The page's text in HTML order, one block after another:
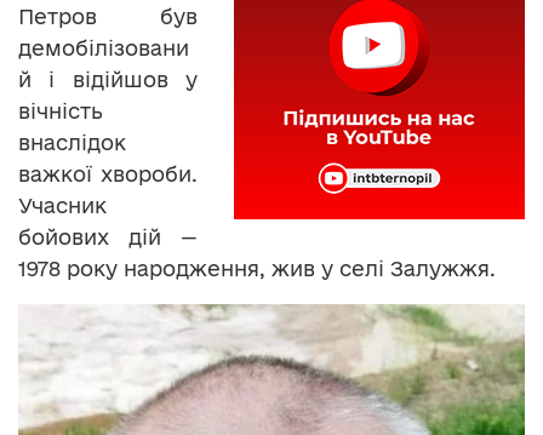
Петров був
демобілізовани
й і відійшов у
вічність
внаслідок
важкої хвороби.
Учасник
бойових дій —
1978 року народження, жив у селі Залужжя.